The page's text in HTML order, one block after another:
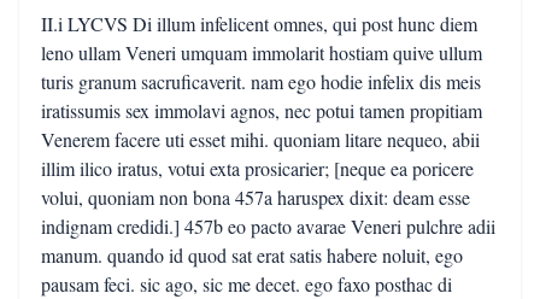
II.i LYCVS Di illum infelicent omnes, qui post hunc diem
leno ullam Veneri umquam immolarit hostiam quive ullum
turis granum sacruficaverit. nam ego hodie infelix dis meis
iratissumis sex immolavi agnos, nec potui tamen propitiam
Venerem facere uti esset mihi. quoniam litare nequeo, abii
illim ilico iratus, votui exta prosicarier; [neque ea poricere
volui, quoniam non bona 457a haruspex dixit: deam esse
indignam credidi.] 457b eo pacto avarae Veneri pulchre adii
manum. quando id quod sat erat satis habere noluit, ego
pausam feci. sic ago, sic me decet. ego faxo posthac di